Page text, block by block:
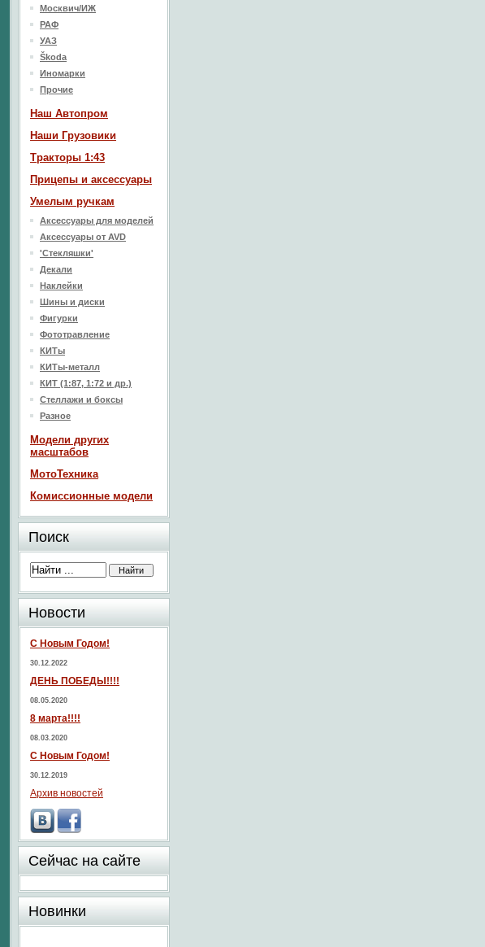
Москвич/ИЖ
РАФ
УАЗ
Škoda
Иномарки
Прочие
Наш Aвтопром
Наши Грузовики
Тракторы 1:43
Прицепы и аксессуары
Умелым ручкам
Аксессуары для моделей
Аксессуары от AVD
'Стекляшки'
Декали
Наклейки
Шины и диски
Фигурки
Фототравление
КИТы
КИТы-металл
КИТ (1:87, 1:72 и др.)
Стеллажи и боксы
Разное
Модели других
масштабов
МотоТехника
Комиссионные модели
Поиск
Новости
С Новым Годом!
30.12.2022
ДЕНЬ ПОБЕДЫ!!!!
08.05.2020
8 марта!!!!
08.03.2020
С Новым Годом!
30.12.2019
Архив новостей
Сейчас на сайте
Новинки